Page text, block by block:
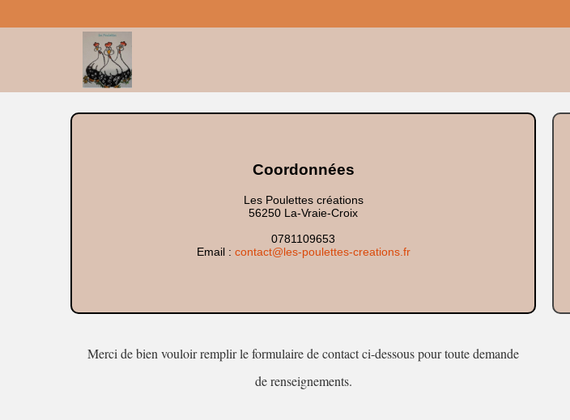
Coordonnées
Les Poulettes créations
56250 La-Vraie-Croix
0781109653
Email : contact@les-poulettes-creations.fr
Merci de bien vouloir remplir le formulaire de contact ci-dessous pour toute demande
de renseignements.